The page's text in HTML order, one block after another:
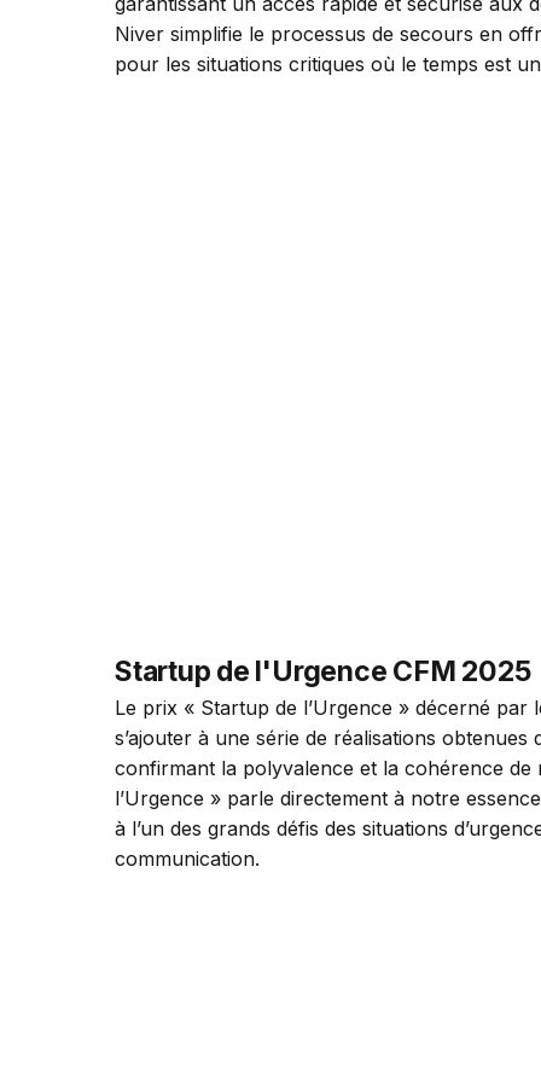
Niver simplifie le processus de secours en
pour les situations critiques où le temps est
Startup de l'Urgence CFM 2025
Le prix « Startup de l’Urgence » décerné par
s’ajouter à une série de réalisations obtenues
confirmant la polyvalence et la cohérence de
l’Urgence » parle directement à notre
à l’un des grands défis des situations
communication.